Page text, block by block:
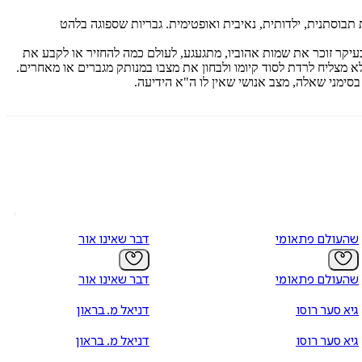
ילדותית, נאיבית ואופטימית. גבריות שספוגה בלהט
זוכר את שמות אהוביו, מתגעגע, לעולם כמה להחזיר או לקבע את
לרדת לסוד קיומו ולבחון את מצבו במנותק מגברים או מאחרים.
שאלה, מצב אנושי שאין לו ה"א הידיעה.
שהעולם פתאומי
שהעולם פתאומי
גיא סער רוסו
גיא סער רוסו
דבר שאינו אור
דבר שאינו אור
דניאל מ. בראון
דניאל מ. בראון